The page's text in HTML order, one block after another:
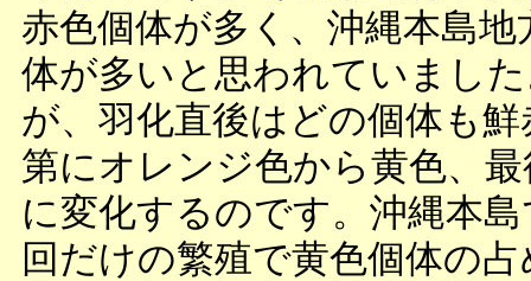
赤色個体が多く、沖縄本島地
体が多いと思われていまし
が、羽化直後はどの個体も
第にオレンジ色から黄色、
に変化するのです。沖縄本
回だけの繁殖で黄色個体の